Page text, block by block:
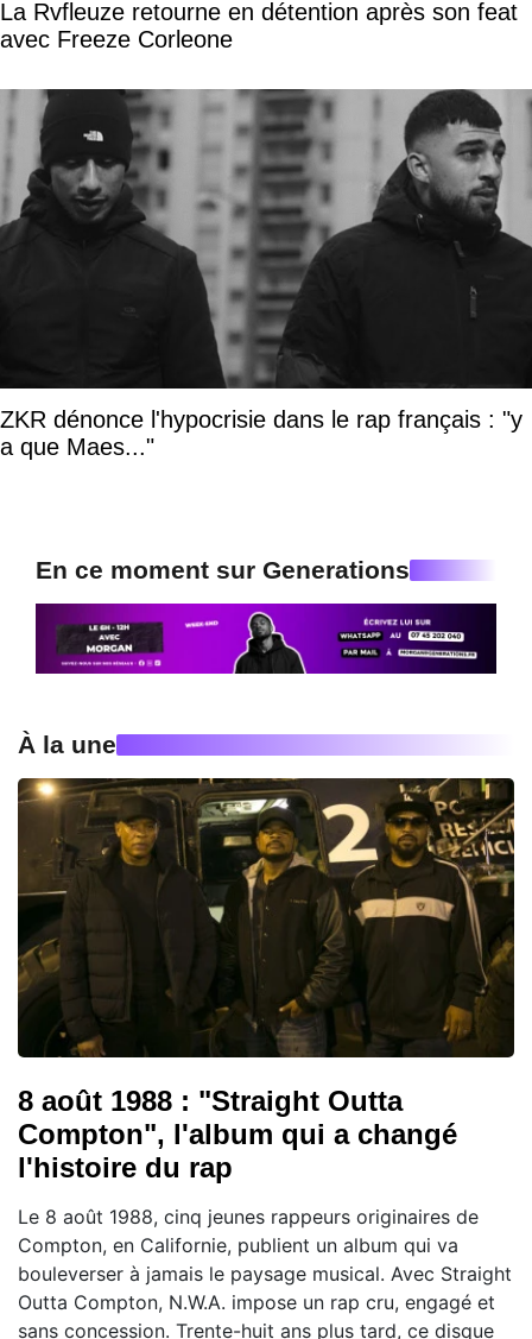
La Rvfleuze retourne en détention après son feat
avec Freeze Corleone
ZKR dénonce l'hypocrisie dans le rap français : "y
a que Maes..."
En ce moment sur Generations
À la une
8 août 1988 : "Straight Outta
Compton", l'album qui a changé
l'histoire du rap
Le 8 août 1988, cinq jeunes rappeurs originaires de
Compton, en Californie, publient un album qui va
bouleverser à jamais le paysage musical. Avec Straight
Outta Compton, N.W.A. impose un rap cru, engagé et
sans concession. Trente-huit ans plus tard, ce disque